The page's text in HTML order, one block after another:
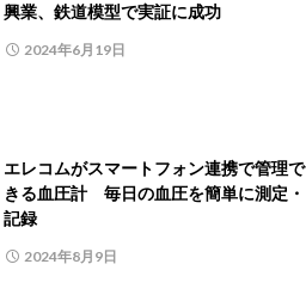
興業、鉄道模型で実証に成功
2024年6月19日
エレコムがスマートフォン連携で管理で
きる血圧計 毎日の血圧を簡単に測定・
記録
2024年8月9日